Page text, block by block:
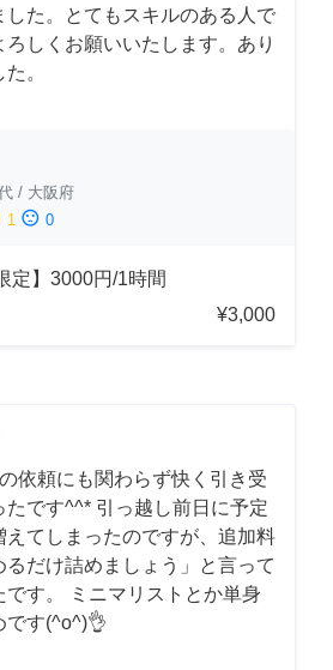
した。とてもスキルのある人で
しくお願いいたします。あり
。
/ 大阪府
1 sentiment_dissatisfied 0
定】3000円/1時間
¥3,000
依頼にも関わらず快く引き受
たです^^* 引っ越し前日に予定
えてしまったのですが、追加料
るだけ詰めましょう」と言って
す。 ミニマリストとか単身
です(^o^)👌